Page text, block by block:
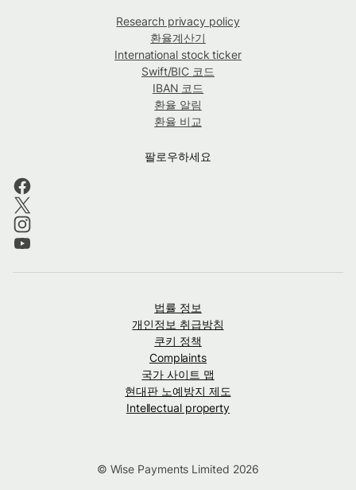
Research privacy policy
환율계산기
International stock ticker
Swift/BIC 코드
IBAN 코드
환율 알림
환율 비교
팔로우하세요
법률 정보
개인정보 취급방침
쿠키 정책
Complaints
국가 사이트 맵
현대판 노예방지 제도
Intellectual property
© Wise Payments Limited 2026